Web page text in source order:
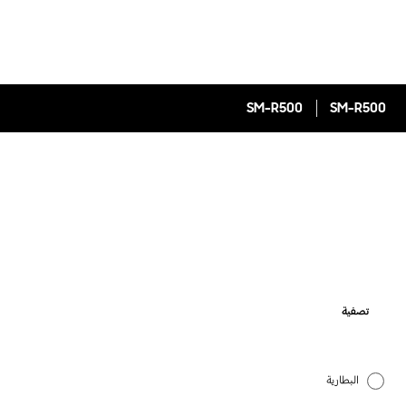
SM-R500
SM-R500
تصفية
البطارية